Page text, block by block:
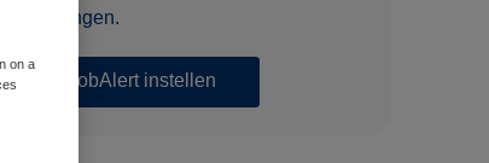
ontvangen.
JobAlert instellen
on a